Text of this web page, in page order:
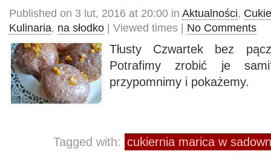
Published on 3 lut, 2016 at 20:00 in Aktualności,
Kulinaria, na słodko | Viewed times | No Comments
Tłusty Czwartek bez
Potrafimy zrobić je
przypomnimy i pokażemy.
Tagged with: cukiernia marica w